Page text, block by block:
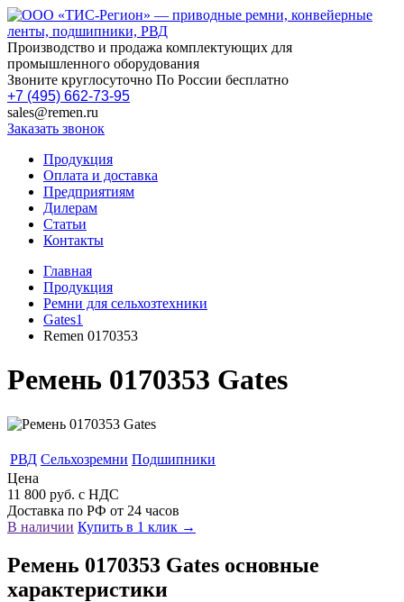
Производство и продажа комплектующих для
промышленного оборудования
Звоните круглосуточно По России бесплатно
+7 (495) 662-73-95
sales@remen.ru
Заказать звонок
Продукция
Оплата и доставка
Предприятиям
Дилерам
Статьи
Контакты
Главная
Продукция
Ремни для сельхозтехники
Gates1
Remen 0170353
Ремень 0170353 Gates
РВД Сельхозремни Подшипники
Цена
11 800 руб. с НДС
Доставка по РФ от 24 часов
В наличии Купить в 1 клик →
Ремень 0170353 Gates основные
характеристики